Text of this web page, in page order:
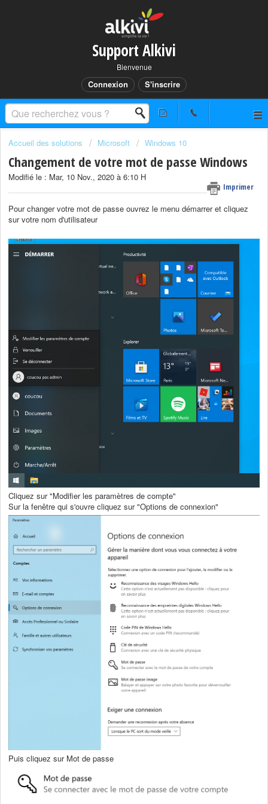
Support Alkivi
Bienvenue
Connexion S'inscrire
Accueil des solutions Microsoft Windows 10
Changement de votre mot de passe Windows
Imprimer
Modifié le : Mar, 10 Nov., 2020 à 6:10 H
Pour changer votre mot de passe ouvrez le menu démarrer et cliquez
sur votre nom d'utilisateur
Cliquez sur "Modifier les paramètres de compte"
Sur la fenêtre qui s'ouvre cliquez sur "Options de connexion"
Puis cliquez sur Mot de passe